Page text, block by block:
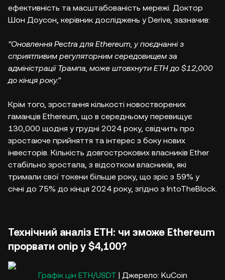
ефективність та масштабованість мережі. Доктор
Шон Доусон, керівник досліджень у Derive, зазначив:
"Оновлення Pectra для Ethereum, у поєднанні з
сприятливим регуляторним середовищем за
адміністрації Трампа, може штовхнути ETH до $12,000
до кінця року."
Крім того, зростання кількості новостворених
гаманців Ethereum, що в середньому перевищує
130,000 щодня у грудні 2024 року, свідчить про
зростаюче прийняття та інтерес з боку нових
інвесторів. Кількість довгострокових власників Ether
стабільно зростала, з відсотком власників, які
тримали свої токени більше року, що зріс з 59% у
січні до 75% до кінця 2024 року, згідно з IntoTheBlock.
Технічний аналіз ETH: чи зможе Ethereum
прорвати опір у $4,100?
Графік цін ETH/USDT | Джерело: KuCoin